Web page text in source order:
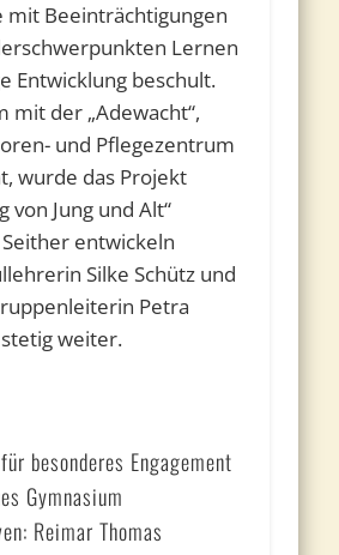
mit Beeinträchtigungen
Lernen
Entwicklung beschult.
mit der „Adewacht“,
und Pflegezentrum
wurde das Projekt
von Jung und Alt“
entwickeln
Silke Schütz und
Petra
weiter.
besonderes Engagement
Gymnasium
Reimar Thomas